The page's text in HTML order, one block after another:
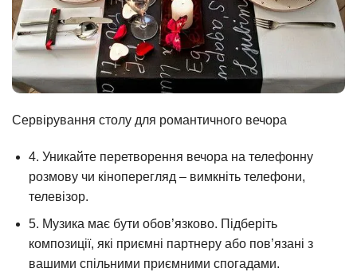
Сервірування столу для романтичного вечора
4. Уникайте перетворення вечора на телефонну
розмову чи кіноперегляд – вимкніть телефони,
телевізор.
5. Музика має бути обов’язково. Підберіть
композиції, які приємні партнеру або пов’язані з
вашими спільними приємними спогадами.